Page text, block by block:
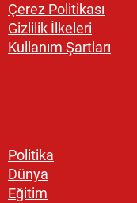
Çerez Politikası
Gizlilik İlkeleri
Kullanım Şartları
Politika
Dünya
Eğitim